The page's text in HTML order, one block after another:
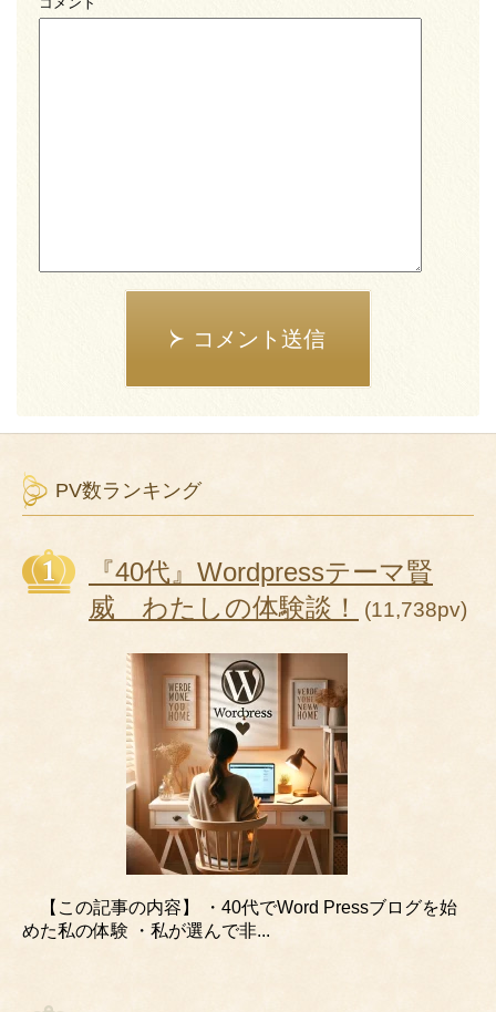
コメント送信
PV数ランキング
『40代』Wordpressテーマ賢
威 わたしの体験談！
(11,738pv)
【この記事の内容】 ・40代でWord Pressブログを始
めた私の体験 ・私が選んで非...